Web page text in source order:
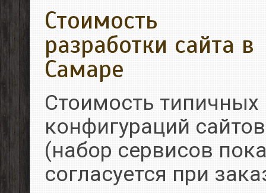
Стоимость
разработки сайта в
Самаре
Стоимость типичных
конфигураций сайтов
(набор сервисов
согласуется при